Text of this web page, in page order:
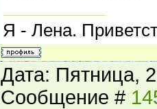
Я - Лена.
Дата: Пятница,
Сообщение #